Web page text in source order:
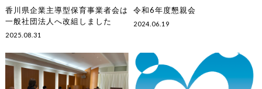
香川県企業主導型保育事業者会は
一般社団法人へ改組しました
2025.08.31
令和6年度懇親会
2024.06.19